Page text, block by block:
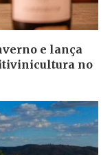
e lança
no